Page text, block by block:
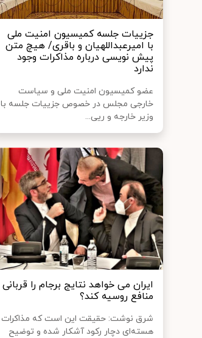
جزییات جلسه کمیسیون امنیت ملی
با امیرعبداللهیان و باقری/ هیچ متن
پیش نویسی درباره مذاکرات وجود
ندارد
عضو کمیسیون امنیت ملی و سیاست
خارجی مجلس در خصوص جزییات جلسه با
وزیر خارجه و ریی...
ایران می خواهد نتایج برجام را قربانی
منافع روسیه کند؟
شرق نوشت: حقیقت این است که مذاکرات
هسته‌ای دچار رکود آشکار شده و توضیح